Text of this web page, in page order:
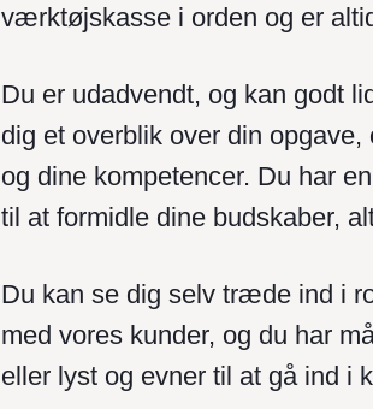
værktøjskasse i orden og er
Du er udadvendt, og kan godt
dig et overblik over din
og dine kompetencer. Du har
til at formidle dine budskaber,
Du kan se dig selv træde ind i
med vores kunder, og du har
eller lyst og evner til at gå ind i